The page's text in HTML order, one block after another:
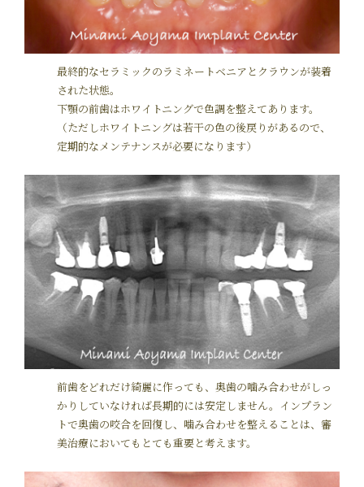
最終的なセラミックのラミネートベニアとクラウンが装着
された状態。
下顎の前歯はホワイトニングで色調を整えてあります。
（ただしホワイトニングは若干の色の後戻りがあるので、
定期的なメンテナンスが必要になります）
前歯をどれだけ綺麗に作っても、奥歯の噛み合わせがしっ
かりしていなければ長期的には安定しません。インプラン
トで奥歯の咬合を回復し、噛み合わせを整えることは、審
美治療においてもとても重要と考えます。